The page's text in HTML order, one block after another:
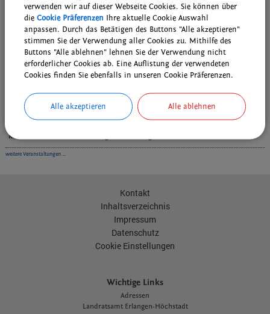
Veranstaltungen
Sa 08.08.2026 | 09:00
DAV - Wanderung AM-Nord und die Sektion...mehr
Grenzfest in unserer Partnerstadt Schönbach/Luby
Do 13.08.2026 | 09:00
Kostenlose und individuelle DigiFIT-Beratung im Kulturhof H7
weitere Veranstaltungen ...
Kontakt
Inhaltsverzeichnis
Impressum
Datenschutz
Cookie Einstellungen
Wichtige Links
Adressen
Landratsamt Erlangen-Höchstadt
verwenden wir auf dieser Webseite Cookies. Sie können über
die Cookie Präferenzen Ihre aktuelle Cookie Auswahl
anpassen. Durch das Betätigen des Buttons "Alle akzeptieren"
stimmen Sie der Verwendung aller Cookies zu. Mithilfe des
Buttons "Alle ablehnen" lehnen Sie der Verwendung nicht
erforderlicher Cookies ab. Eine Auflistung der verwendeten
Cookies finden Sie ebenfalls in unseren Cookie Präferenzen.
Alle akzeptieren Alle ablehnen